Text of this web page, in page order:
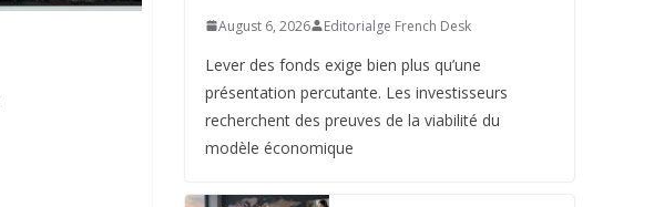
August 6, 2026 Editorialge French Desk
Lever des fonds exige bien plus qu’une
présentation percutante. Les investisseurs
recherchent des preuves de la viabilité du
modèle économique